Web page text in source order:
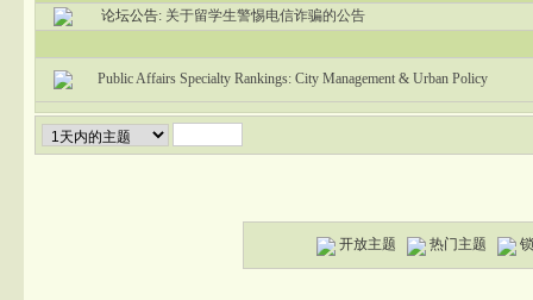
论坛公告: 关于留学生警惕电信诈骗的公告
Public Affairs Specialty Rankings: City Management & Urban Policy
开放主题 热门主题